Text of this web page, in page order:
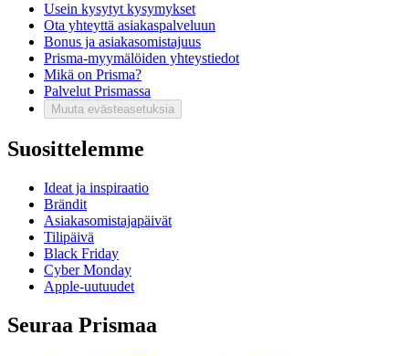
Usein kysytyt kysymykset
Ota yhteyttä asiakaspalveluun
Bonus ja asiakasomistajuus
Prisma-myymälöiden yhteystiedot
Mikä on Prisma?
Palvelut Prismassa
Muuta evästeasetuksia
Suosittelemme
Ideat ja inspiraatio
Brändit
Asiakasomistajapäivät
Tilipäivä
Black Friday
Cyber Monday
Apple-uutuudet
Seuraa Prismaa